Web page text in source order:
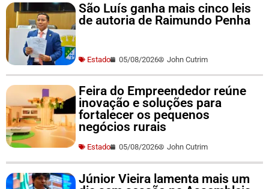
São Luís ganha mais cinco leis
de autoria de Raimundo Penha
Estado 05/08/2026 John Cutrim
Feira do Empreendedor reúne
inovação e soluções para
fortalecer os pequenos
negócios rurais
Estado 05/08/2026 John Cutrim
Júnior Vieira lamenta mais um